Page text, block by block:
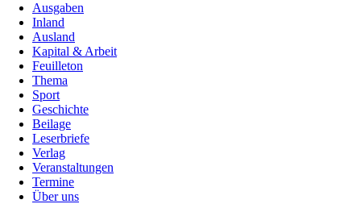
Ausgaben
Inland
Ausland
Kapital & Arbeit
Feuilleton
Thema
Sport
Geschichte
Beilage
Leserbriefe
Verlag
Veranstaltungen
Termine
Über uns